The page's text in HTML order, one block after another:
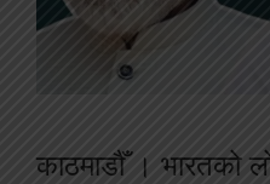
काठमाडौँ । भारतको